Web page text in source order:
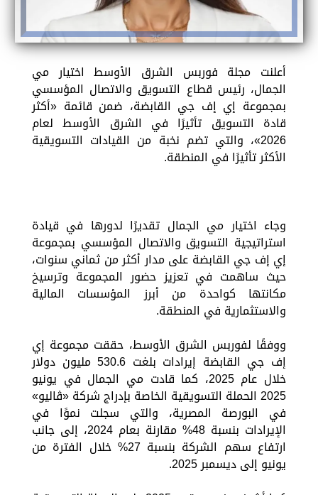
أعلنت مجلة فوربس الشرق الأوسط اختيار مي
الجمال، رئيس قطاع التسويق والاتصال المؤسسي
بمجموعة إي إف جي القابضة، ضمن قائمة «أكثر
قادة التسويق تأثيرًا في الشرق الأوسط لعام
2026»، والتي تضم نخبة من القيادات التسويقية
الأكثر تأثيرًا في المنطقة.
وجاء اختيار مي الجمال تقديرًا لدورها في قيادة
استراتيجية التسويق والاتصال المؤسسي بمجموعة
إي إف جي القابضة على مدار أكثر من ثماني سنوات،
حيث ساهمت في تعزيز حضور المجموعة وترسيخ
مكانتها كواحدة من أبرز المؤسسات المالية
والاستثمارية في المنطقة.
ووفقًا لفوربس الشرق الأوسط، حققت مجموعة إي
إف جي القابضة إيرادات بلغت 530.6 مليون دولار
خلال عام 2025، كما قادت مي الجمال في يونيو
2025 الحملة التسويقية الخاصة بإدراج شركة «ڤاليو»
في البورصة المصرية، والتي سجلت نموًا في
الإيرادات بنسبة 48% مقارنة بعام 2024، إلى جانب
ارتفاع سهم الشركة بنسبة 27% خلال الفترة من
يونيو إلى ديسمبر 2025.